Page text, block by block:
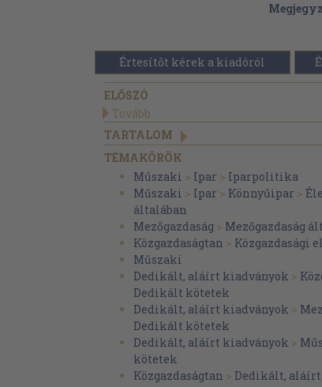
Értesítőt kérek a kiadóról
ELŐSZÓ
Tovább
TARTALOM
TÉMAKÖRÖK
Műszaki > Ipar > Iparpolitika
Műszaki > Ipar > Könnyűipar >
általában
Mezőgazdaság > Mezőgazdaság
Közgazdaságtan > Közgazdasági
Műszaki
Dedikált, aláírt kiadványok >
Dedikált kötetek
Dedikált, aláírt kiadványok >
Dedikált kötetek
Dedikált, aláírt kiadványok >
kötetek
Közgazdaságtan > Dedikált,